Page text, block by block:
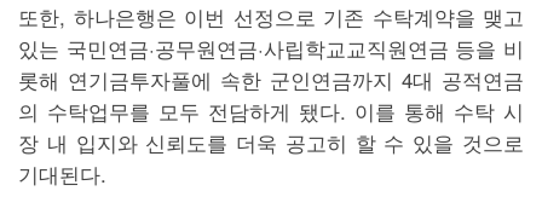
또한, 하나은행은 이번 선정으로 기존 수탁계약을 맺고
있는 국민연금·공무원연금·사립학교교직원연금 등을 비
롯해 연기금투자풀에 속한 군인연금까지 4대 공적연금
의 수탁업무를 모두 전담하게 됐다. 이를 통해 수탁 시
장 내 입지와 신뢰도를 더욱 공고히 할 수 있을 것으로
기대된다.